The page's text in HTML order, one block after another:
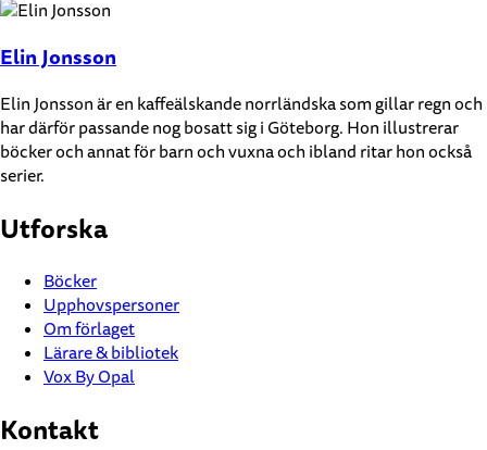
Elin Jonsson
Elin Jonsson är en kaffeälskande norrländska som gillar regn och
har därför passande nog bosatt sig i Göteborg. Hon illustrerar
böcker och annat för barn och vuxna och ibland ritar hon också
serier.
Utforska
Böcker
Upphovspersoner
Om förlaget
Lärare & bibliotek
Vox By Opal
Kontakt